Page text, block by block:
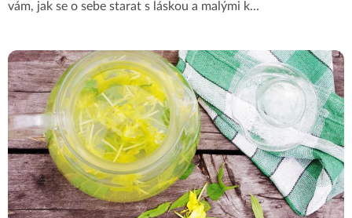
vám, jak se o sebe starat s láskou a malými k...